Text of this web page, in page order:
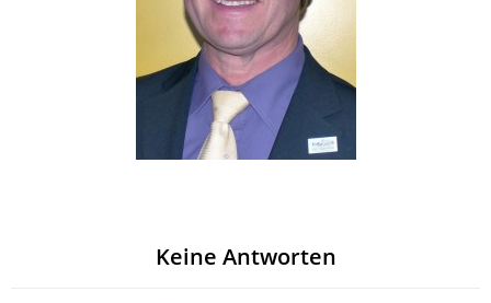
Keine Antworten